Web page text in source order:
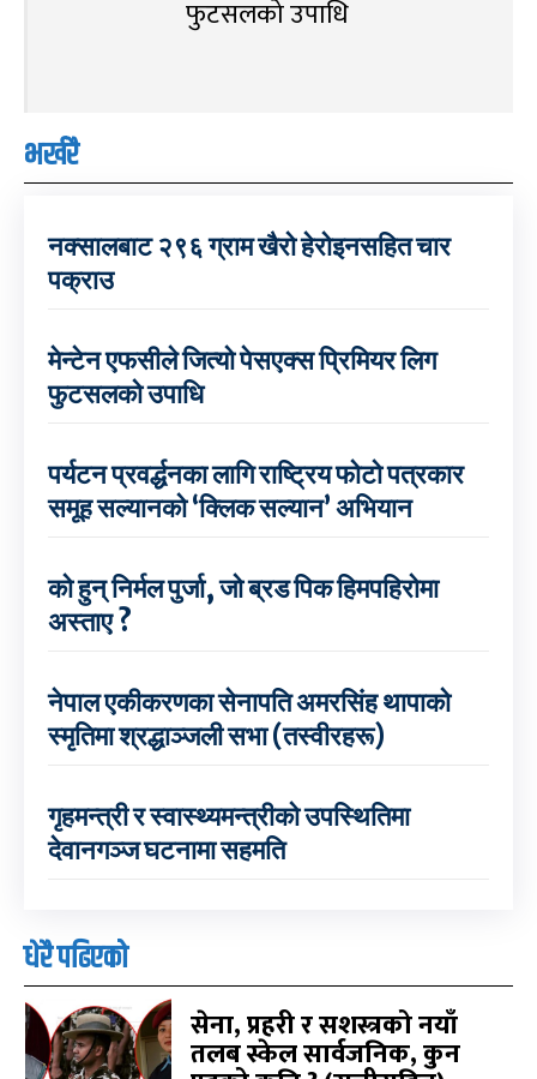
फुटसलको उपाधि
भर्खरै
नक्सालबाट २९६ ग्राम खैरो हेरोइनसहित चार
पक्राउ
मेन्टेन एफसीले जित्यो पेसएक्स प्रिमियर लिग
फुटसलको उपाधि
पर्यटन प्रवर्द्धनका लागि राष्ट्रिय फोटो पत्रकार
समूह सल्यानको ‘क्लिक सल्यान’ अभियान
को हुन् निर्मल पुर्जा, जो ब्रड पिक हिमपहिरोमा
अस्ताए ?
नेपाल एकीकरणका सेनापति अमरसिंह थापाको
स्मृतिमा श्रद्धाञ्जली सभा (तस्वीरहरू)
गृहमन्त्री र स्वास्थ्यमन्त्रीको उपस्थितिमा
देवानगञ्ज घटनामा सहमति
धेरै पढिएको
सेना, प्रहरी र सशस्त्रको नयाँ
तलब स्केल सार्वजनिक, कुन